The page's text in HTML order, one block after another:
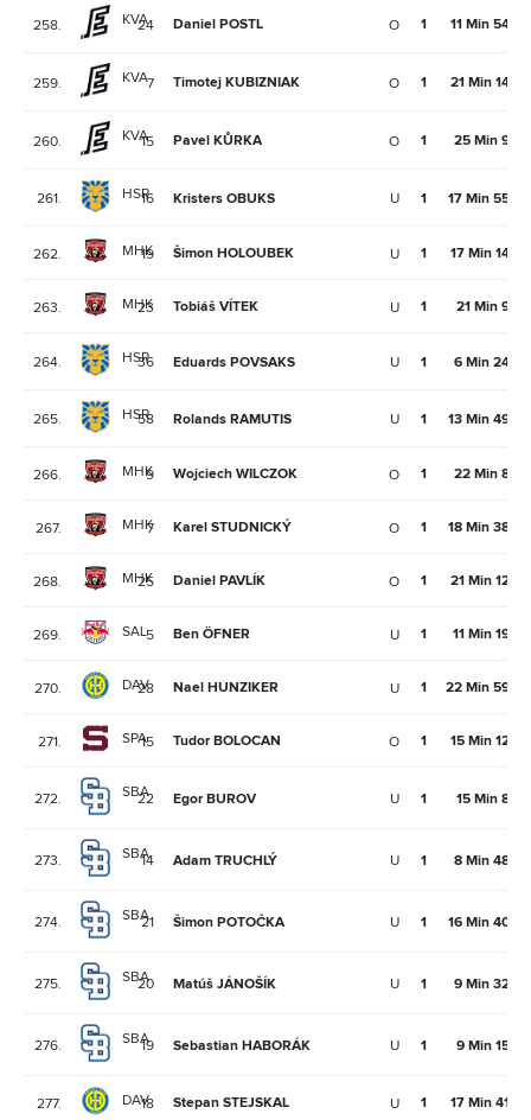
258. KVA24 Daniel POSTL O 1 11 Min
259. KVA7 Timotej KUBIZNIAK O 1 21 Min
260. KVA15 Pavel KŮRKA O 1 25 Min
261. HSR16 Kristers OBUKS U 1 17 Min
262. MHK
19 Šimon HOLOUBEK U 1 17 Min
263. MHK
23 Tobiáš VÍTEK U 1 21 Min
264. HSR
36 Eduards POVSAKS U 1 6 Min
265. HSR
58 Rolands RAMUTIS U 1 13 Min
266. MHK
9 Wojciech WILCZOK O 1 22 Min
267. MHK7 Karel STUDNICKÝ O 1 18 Min
268. MHK
25 Daniel PAVLÍK O 1 21 Min
269. SAL5 Ben ÖFNER U 1 11 Min
270. DAV
28 Nael HUNZIKER U 1 22 Min
271. SPA15 Tudor BOLOCAN O 1 15 Min
272. SBA
22 Egor BUROV U 1 15 Min
273. SBA14 Adam TRUCHLÝ U 1 8 Min
274. SBA21 Šimon POTOČKA U 1 16 Min
275. SBA
20 Matúš JÁNOŠÍK U 1 9 Min
276. SBA19 Sebastian HABORÁK U 1 9 Min
277. DAV18 Stepan STEJSKAL U 1 17 Min